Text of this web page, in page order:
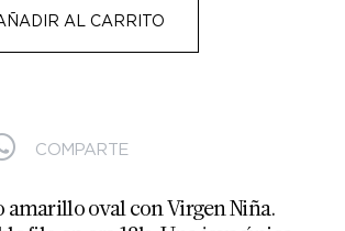
AL CARRITO
COMPARTE
amarillo oval con Virgen Niña.